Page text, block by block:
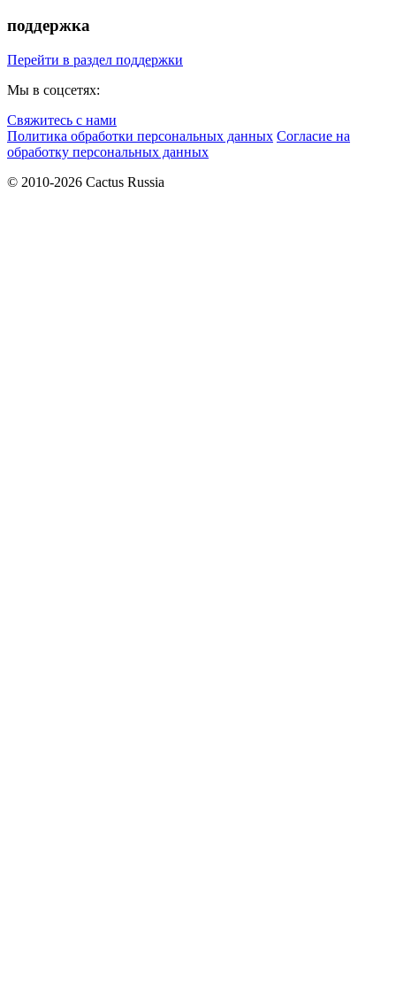
поддержка
Перейти в раздел поддержки
Мы в соцсетях:
Свяжитесь с нами
Политика обработки персональных данных Согласие на
обработку персональных данных
© 2010-2026 Cactus Russia